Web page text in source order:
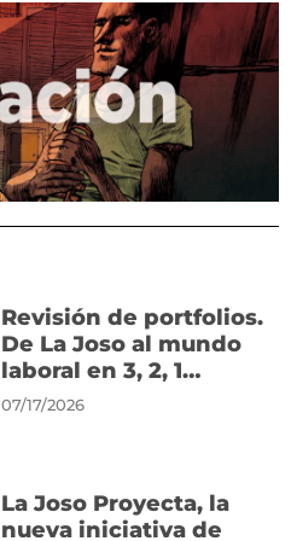
Revisión de portfolios.
De La Joso al mundo
laboral en 3, 2, 1…
07/17/2026
La Joso Proyecta, la
nueva iniciativa de